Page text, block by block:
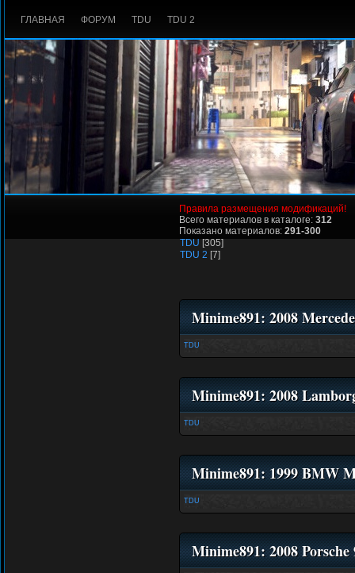
ГЛАВНАЯ ФОРУМ TDU TDU 2
Правила размещения модификаций!
Всего материалов в каталоге: 312
Показано материалов: 291-300
TDU [305]
TDU 2 [7]
Minime891: 2008
TDU
Minime891: 2008
TDU
Minime891: 1999 BMW
TDU
Minime891: 2008 Porsche